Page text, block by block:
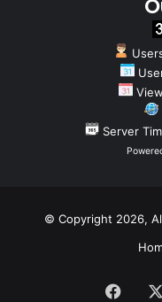
Server
© Copyright 2026,